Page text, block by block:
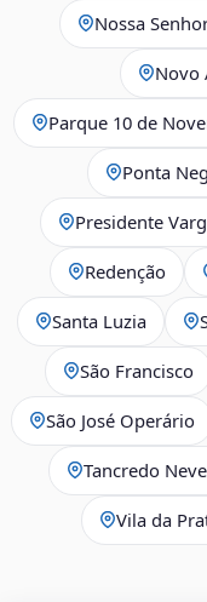
Nossa
Novo
Parque 10 de
Ponta
Presidente
Redenção
Santa Luzia
São Francisco
São José Operário
Tancredo
Vila da